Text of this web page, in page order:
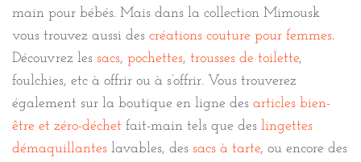
main pour bébés. Mais dans la collection Mimousk
vous trouvez aussi des créations couture pour femmes.
Découvrez les sacs, pochettes, trousses de toilette,
foulchies, etc à offrir ou à s’offrir. Vous trouverez
également sur la boutique en ligne des articles bien-
être et zéro-déchet fait-main tels que des lingettes
démaquillantes lavables, des sacs à tarte, ou encore des